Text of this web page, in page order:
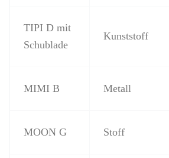
TIPI D mit
Schublade
Kunststoff
MIMI B Metall
MOON G Stoff